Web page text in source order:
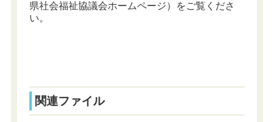
県社会福祉協議会ホームページ）をご覧くださ
い。
関連ファイル